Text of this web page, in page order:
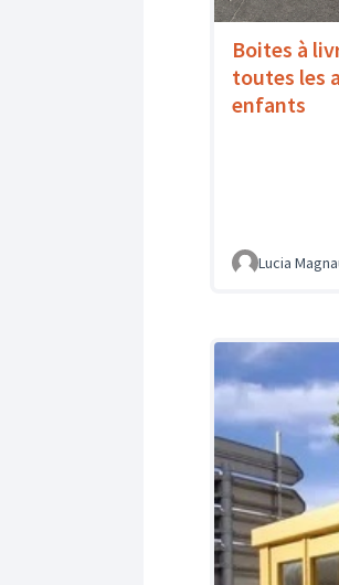
Boites à
toutes les
enfants
Lucia